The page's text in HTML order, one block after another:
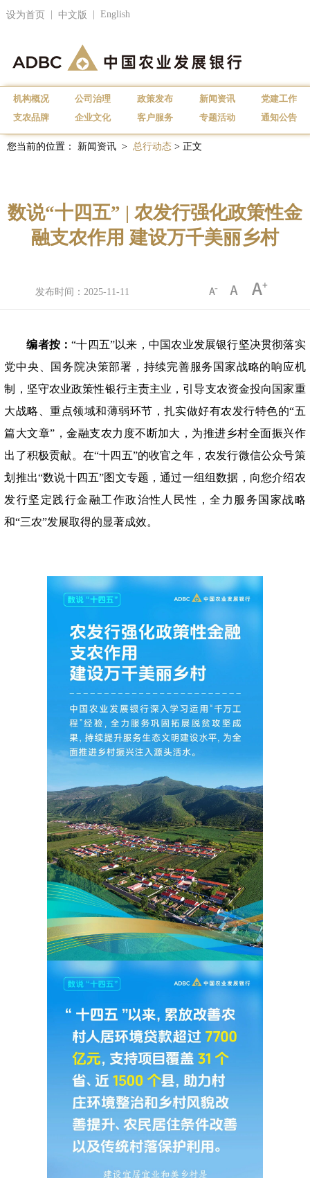
设为首页 中文版 English
机构概况 公司治理 政策发布 新闻资讯
党建工作
支农品牌
企业文化 客户服务 专题活动 通知公告
您当前的位置： 新闻资讯 > 总行动态 > 正文
数说“十四五” | 农发行强化政策性金
融支农作用 建设万千美丽乡村
发布时间：2025-11-11
编者按：“十四五”以来，中国农业发展银行坚决贯彻落实
党中央、国务院决策部署，持续完善服务国家战略的响应机
制，坚守农业政策性银行主责主业，引导支农资金投向国家重
大战略、重点领域和薄弱环节，扎实做好有农发行特色的“五
篇大文章”，金融支农力度不断加大，为推进乡村全面振兴作
出了积极贡献。在“十四五”的收官之年，农发行微信公众号策
划推出“数说十四五”图文专题，通过一组组数据，向您介绍农
发行坚定践行金融工作政治性人民性，全力服务国家战略
和“三农”发展取得的显著成效。